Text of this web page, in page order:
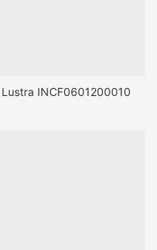
Lustra INCF0601200010